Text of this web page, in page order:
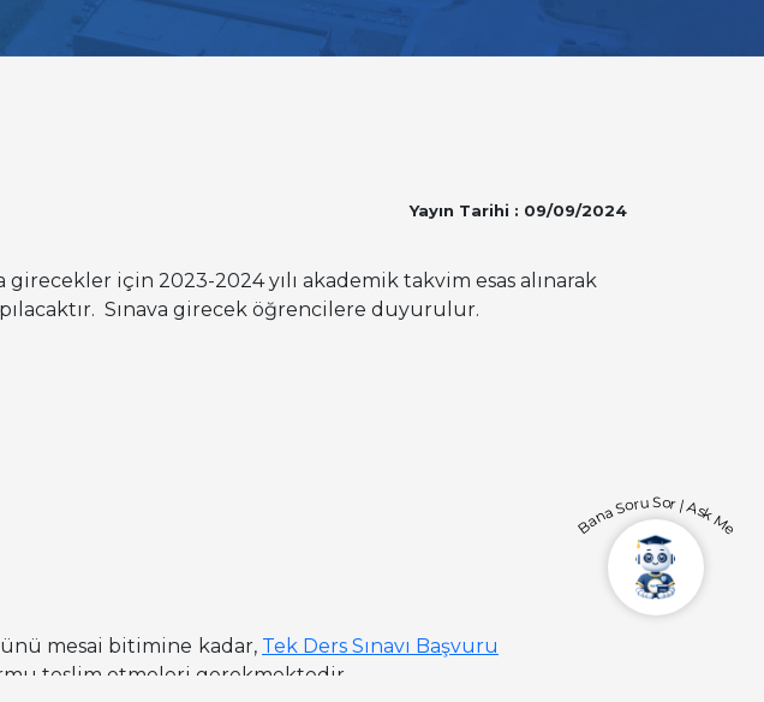
Yayın Tarihi : 09/09/2024
için 2023-2024 yılı akademik takvim esas alınarak
Sınava girecek öğrencilere duyurulur.
mesai bitimine kadar, Tek Ders Sınavı Başvuru
teslim etmeleri gerekmektedir.
Bana Soru Sor | Ask Me